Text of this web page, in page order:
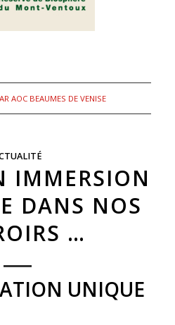
AOC BEAUMES DE VENISE
IMMERSION
DANS NOS
…
UNIQUE